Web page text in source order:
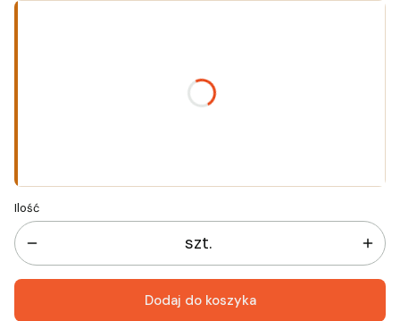
Ilość
szt.
Dodaj do koszyka